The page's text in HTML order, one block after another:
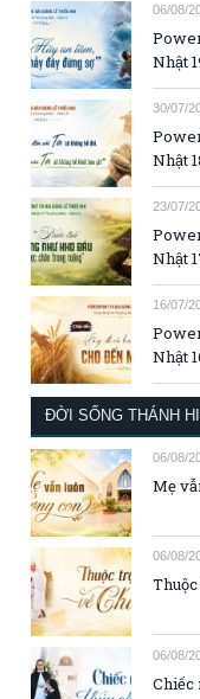
06/08/
Nhật
30/07/
Nhật
23/07/
Nhật
16/07/
Nhật
ĐỜI SỐNG THÁNH
06/08/
Mẹ
06/08/
06/08/
Chiếc